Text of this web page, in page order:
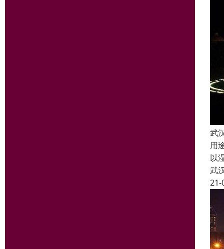
武
用
以
武
21-